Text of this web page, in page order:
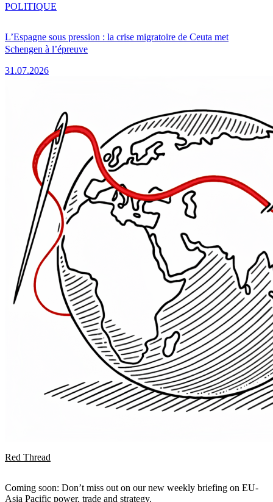
L’Espagne sous pression : la crise migratoire de Ceuta met
Schengen à l’épreuve
31.07.2026
POLITIQUE
Red Thread
Coming soon: Don’t miss out on our new weekly briefing on EU-
Asia Pacific power, trade and strategy.